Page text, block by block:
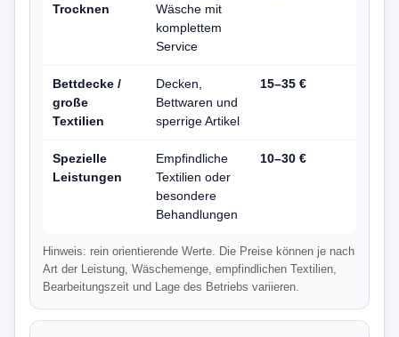
Trocknen
Wäsche mit
komplettem
Service
Bettdecke /
große
Textilien
Decken,
Bettwaren und
sperrige Artikel
15–35 €
Spezielle
Leistungen
Empfindliche
Textilien oder
besondere
Behandlungen
10–30 €
Hinweis: rein orientierende Werte. Die Preise können je nach
Art der Leistung, Wäschemenge, empfindlichen Textilien,
Bearbeitungszeit und Lage des Betriebs variieren.